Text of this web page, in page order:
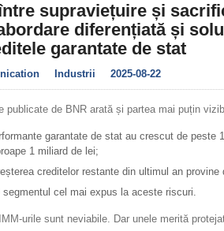
supraviețuire și
diferențiată și
garantate de stat
Industrii 2025-08-22
publicate de BNR arată și partea mai puțin
garantate de stat au crescut de peste
1 miliard de lei;
creditelor restante din ultimul an provine
segmentul cel mai expus la aceste riscuri.
urile sunt neviabile. Dar unele merită